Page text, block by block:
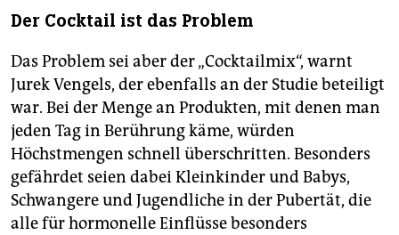
Der Cocktail ist das Problem
Das Problem sei aber der „Cocktailmix“, warnt
Jurek Vengels, der ebenfalls an der Studie beteiligt
war. Bei der Menge an Produkten, mit denen man
jeden Tag in Berührung käme, würden
Höchstmengen schnell überschritten. Besonders
gefährdet seien dabei Kleinkinder und Babys,
Schwangere und Jugendliche in der Pubertät, die
alle für hormonelle Einflüsse besonders